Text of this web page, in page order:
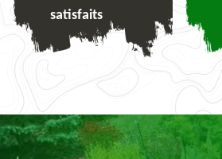
satisfaits